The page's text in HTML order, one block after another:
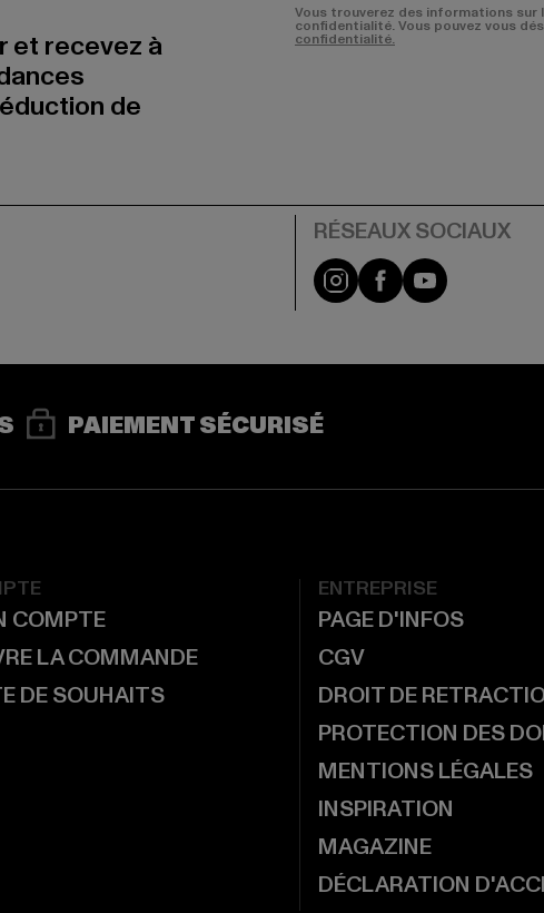
et recevez à
de
Vous trouverez des informations
confidentialité. Vous pouvez vous
confidentialité.
Visit our Instagram
Visit ourVisit our
PAIEMENT SÉCURISÉ
COMPTE
LA COMMANDE
DE SOUHAITS
ENTREPRISE
PAGE D'INFOS
CGV
DROIT DE
PROTECTION DES
MENTIONS LÉGALES
INSPIRATION
MAGAZINE
DÉCLARATION